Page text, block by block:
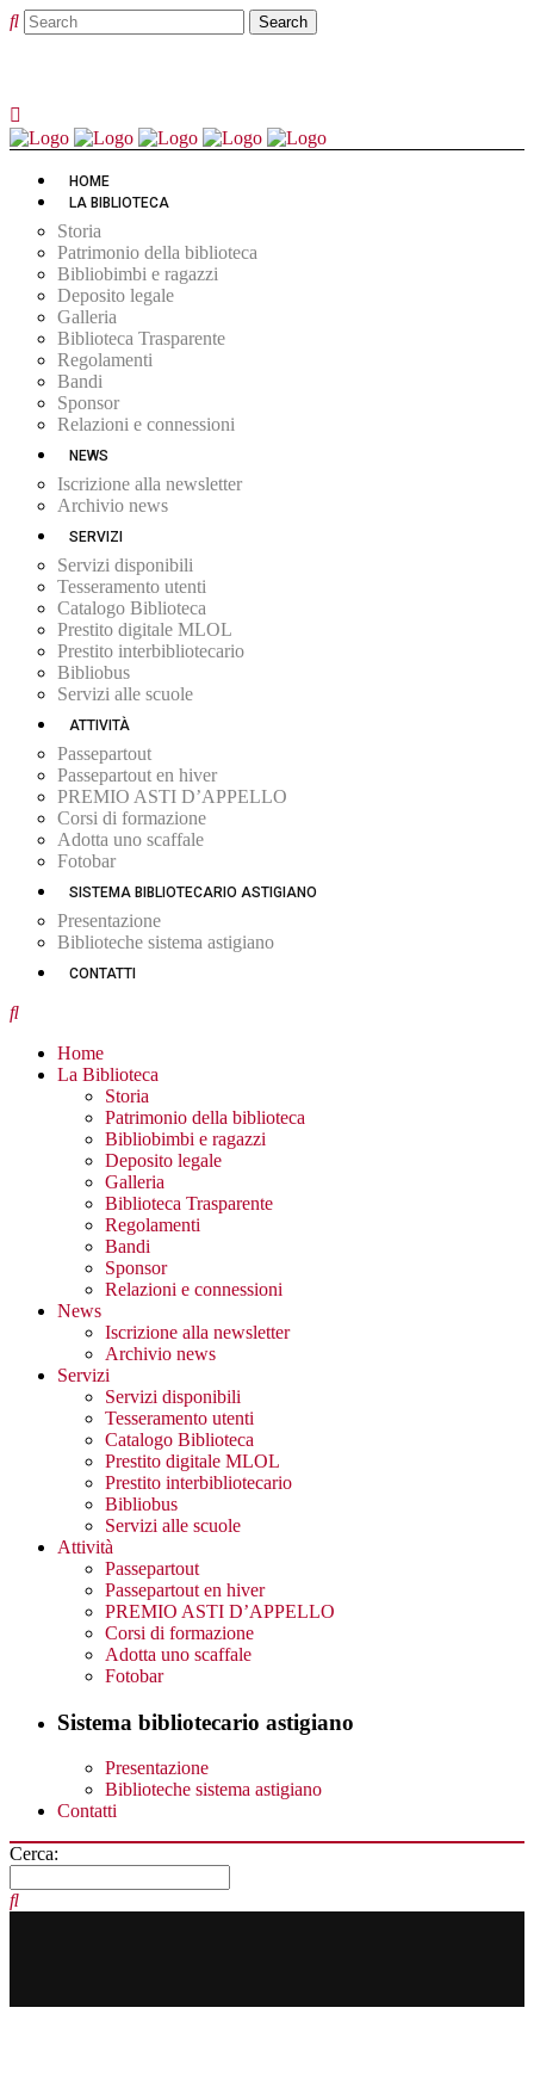
HOME
LA BIBLIOTECA
Storia
Patrimonio della biblioteca
Bibliobimbi e ragazzi
Deposito legale
Galleria
Biblioteca Trasparente
Regolamenti
Bandi
Sponsor
Relazioni e connessioni
NEWS
Iscrizione alla newsletter
Archivio news
SERVIZI
Servizi disponibili
Tesseramento utenti
Catalogo Biblioteca
Prestito digitale MLOL
Prestito interbibliotecario
Bibliobus
Servizi alle scuole
ATTIVITÀ
Passepartout
Passepartout en hiver
PREMIO ASTI D’APPELLO
Corsi di formazione
Adotta uno scaffale
Fotobar
SISTEMA BIBLIOTECARIO ASTIGIANO
Presentazione
Biblioteche sistema astigiano
CONTATTI
Home
La Biblioteca
Storia
Patrimonio della biblioteca
Bibliobimbi e ragazzi
Deposito legale
Galleria
Biblioteca Trasparente
Regolamenti
Bandi
Sponsor
Relazioni e connessioni
News
Iscrizione alla newsletter
Archivio news
Servizi
Servizi disponibili
Tesseramento utenti
Catalogo Biblioteca
Prestito digitale MLOL
Prestito interbibliotecario
Bibliobus
Servizi alle scuole
Attività
Passepartout
Passepartout en hiver
PREMIO ASTI D’APPELLO
Corsi di formazione
Adotta uno scaffale
Fotobar
Sistema bibliotecario astigiano
Presentazione
Biblioteche sistema astigiano
Contatti
Cerca: